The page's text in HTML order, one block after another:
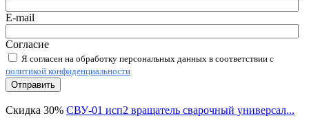
E-mail
Согласие
Я согласен на обработку персональных данных в соответствии с
политикой конфиденциальности
Отправить
Скидка 30% СВУ-01 исп2 вращатель сварочный универсал...